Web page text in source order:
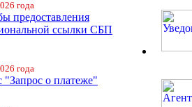
года
предоставления
ссылки СБП
года
"Запрос о платеже"